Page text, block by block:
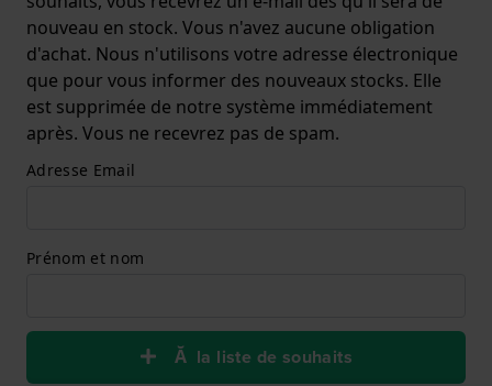
nouveau en stock. Vous n'avez aucune obligation
d'achat. Nous n'utilisons votre adresse électronique
que pour vous informer des nouveaux stocks. Elle
est supprimée de notre système immédiatement
après. Vous ne recevrez pas de spam.
Adresse Email
Prénom et nom
Ă la liste de souhaits